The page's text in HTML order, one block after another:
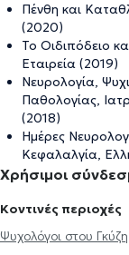
Πένθη και
(2020)
Το Οιδιπόδειο
Εταιρεία (2019)
Νευρολογία,
Παθολογίας,
(2018)
Ημέρες
Κεφαλαλγία,
Χρήσιμοι
Κοντινές περιοχές
Ψυχολόγοι στου Γκύζη